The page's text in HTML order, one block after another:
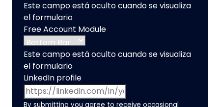
Este campo está oculto cuando se visualiza
el formulario
Free Account Module
Este campo está oculto cuando se visualiza
el formulario
LinkedIn profile
By submitting you agree to receive occasional